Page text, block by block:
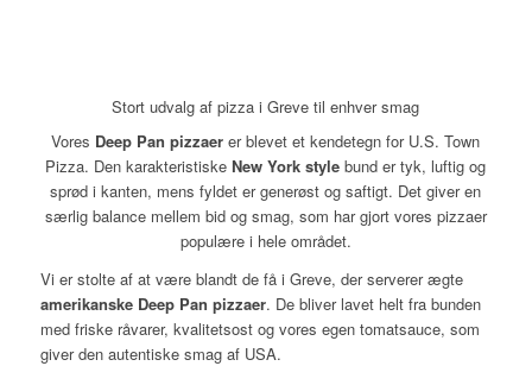
Stort udvalg af pizza i Greve til enhver smag
Vores Deep Pan pizzaer er blevet et kendetegn for U.S. Town
Pizza. Den karakteristiske New York style bund er tyk, luftig og
sprød i kanten, mens fyldet er generøst og saftigt. Det giver en
særlig balance mellem bid og smag, som har gjort vores pizzaer
populære i hele området.
Vi er stolte af at være blandt de få i Greve, der serverer ægte
amerikanske Deep Pan pizzaer. De bliver lavet helt fra bunden
med friske råvarer, kvalitetsost og vores egen tomatsauce, som
giver den autentiske smag af USA.